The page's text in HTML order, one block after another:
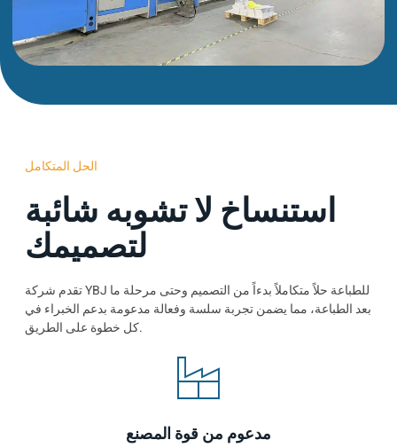
الحل المتكامل
استنساخ لا تشوبه شائبة
لتصميمك
تقدم شركة YBJ للطباعة حلاً متكاملاً بدءاً من التصميم وحتى مرحلة ما
بعد الطباعة، مما يضمن تجربة سلسة وفعالة مدعومة بدعم الخبراء في
كل خطوة على الطريق.
مدعوم من قوة المصنع